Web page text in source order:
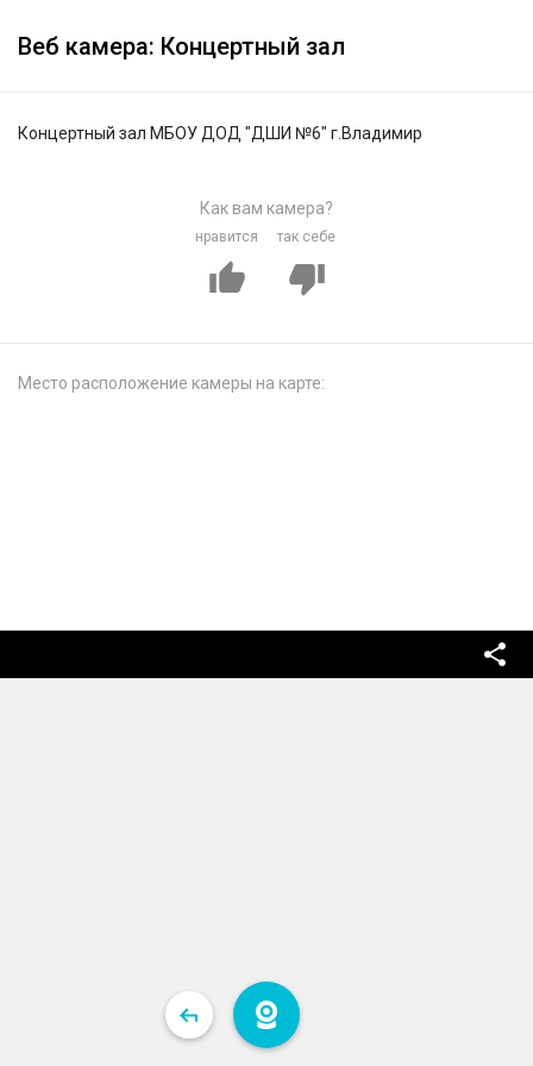
Веб камера: Концертный зал
Концертный зал МБОУ ДОД "ДШИ №6" г.Владимир
Как вам камера?
нравится так себе
Место расположение камеры на карте: